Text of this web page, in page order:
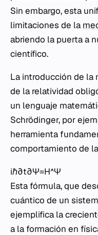
Sin embargo, esta
limitaciones de la
abriendo la puerta a
científico.
La introducción de la
de la relatividad
un lenguaje
Schrödinger, por
herramienta
comportamiento de
iℏ∂t∂​Ψ=H^Ψ
Esta fórmula, que
cuántico de un
ejemplifica la
a la formación en